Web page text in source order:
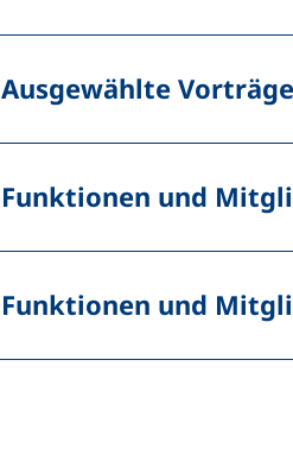
Ausgewählte Vorträge
Funktionen und
Funktionen und